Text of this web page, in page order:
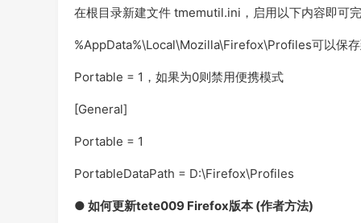
在根目录新建文件 tmemutil.ini，启用以下内容即可
%AppData%\Local\Mozilla\Firefox\Profiles可以保
Portable = 1，如果为0则禁用便携模式
[General]
Portable = 1
PortableDataPath = D:\Firefox\Profiles
● 如何更新tete009 Firefox版本 (作者方法)